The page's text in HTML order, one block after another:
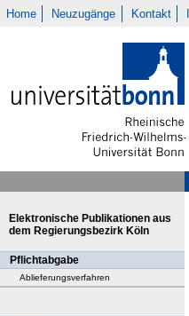
Home Neuzugänge Kontakt
Elektronische Publikationen aus
dem Regierungsbezirk Köln
Pflichtabgabe
Ablieferungsverfahren